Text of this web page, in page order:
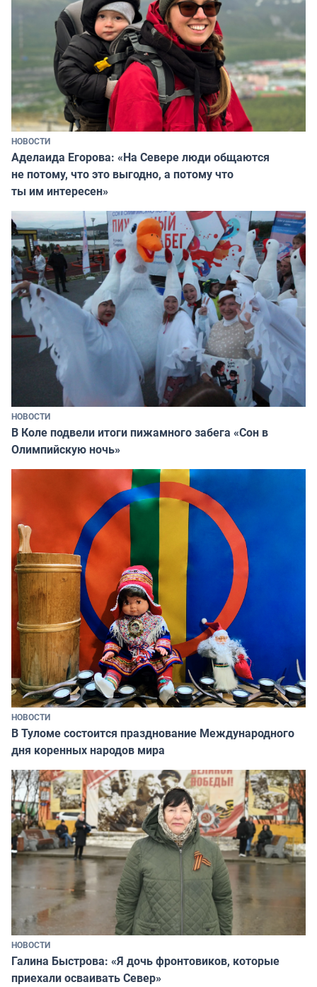
НОВОСТИ
Аделаида Егорова: «На Севере люди общаются
не потому, что это выгодно, а потому что
ты им интересен»
НОВОСТИ
В Коле подвели итоги пижамного забега «Сон в
Олимпийскую ночь»
НОВОСТИ
В Туломе состоится празднование Международного
дня коренных народов мира
НОВОСТИ
Галина Быстрова: «Я дочь фронтовиков, которые
приехали осваивать Север»